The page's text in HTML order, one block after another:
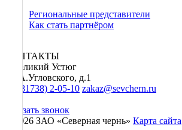
Региональные представители
Как стать партнёром
КОНТАКТЫ
г. Великий Устюг
ул. А.Угловского, д.1
+7 (81738) 2-05-10 zakaz@sevchern.ru
Заказать звонок
© 2026 ЗАО «Северная чернь» Карта сайта